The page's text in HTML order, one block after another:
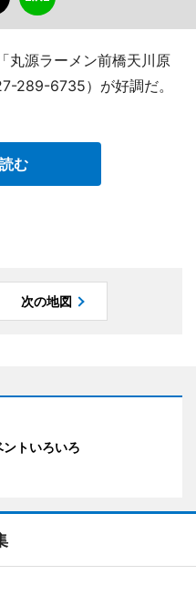
丸源ラーメン前橋天川原
289-6735）が好調だ。
む
次の地図
トいろいろ